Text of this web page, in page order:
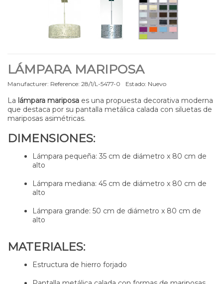
LÁMPARA MARIPOSA
Manufacturer: Reference: 28/1/L-5477-0 Estado: Nuevo
La lámpara mariposa es una propuesta decorativa moderna
que destaca por su pantalla metálica calada con siluetas de
mariposas asimétricas.
DIMENSIONES:
Lámpara pequeña: 35 cm de diámetro x 80 cm de
alto
Lámpara mediana: 45 cm de diámetro x 80 cm de
alto
Lámpara grande: 50 cm de diámetro x 80 cm de
alto
MATERIALES:
Estructura de hierro forjado